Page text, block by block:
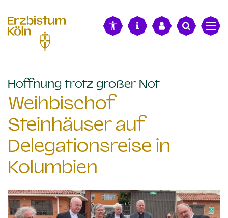
Hoffnung trotz großer Not:
Weihbischof
Steinhäuser auf
Delegationsreise in
Kolumbien